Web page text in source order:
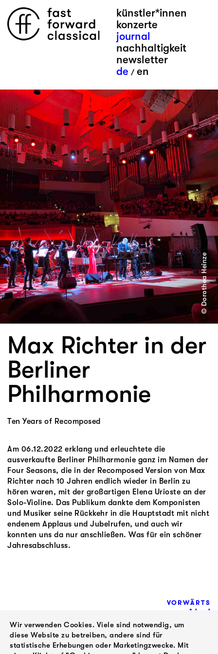
künstler*innen
konzerte
journal
nachhaltigkeit
newsletter
de / en
© Dorothea Heinze
Max Richter in der
Berliner
Philharmonie
Ten Years of Recomposed
Am 06.12.2022 erklang und erleuchtete die
ausverkaufte Berliner Philharmonie ganz im Namen der
Four Seasons, die in der Recomposed Version von Max
Richter nach 10 Jahren endlich wieder in Berlin zu
hören waren, mit der großartigen Elena Urioste an der
Solo-Violine. Das Publikum dankte dem Komponisten
und Musiker seine Rückkehr in die Hauptstadt mit nicht
endenem Applaus und Jubelrufen, und auch wir
konnten uns da nur anschließen. Was für ein schöner
Jahresabschluss.
ZURÜCK
VORWÄRTS
Abel
Selaocoe &
Bantu
Wir verwenden Cookies. Viele sind notwendig, um
diese Website zu betreiben, andere sind für
statistische Erhebungen oder Marketingzwecke. Mit